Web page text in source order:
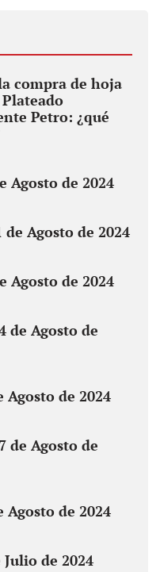
compra de hoja
Petro: ¿qué
Agosto de 2024
Agosto de 2024
Agosto de 2024
de Agosto de
Agosto de 2024
de Agosto de
Agosto de 2024
de 2024